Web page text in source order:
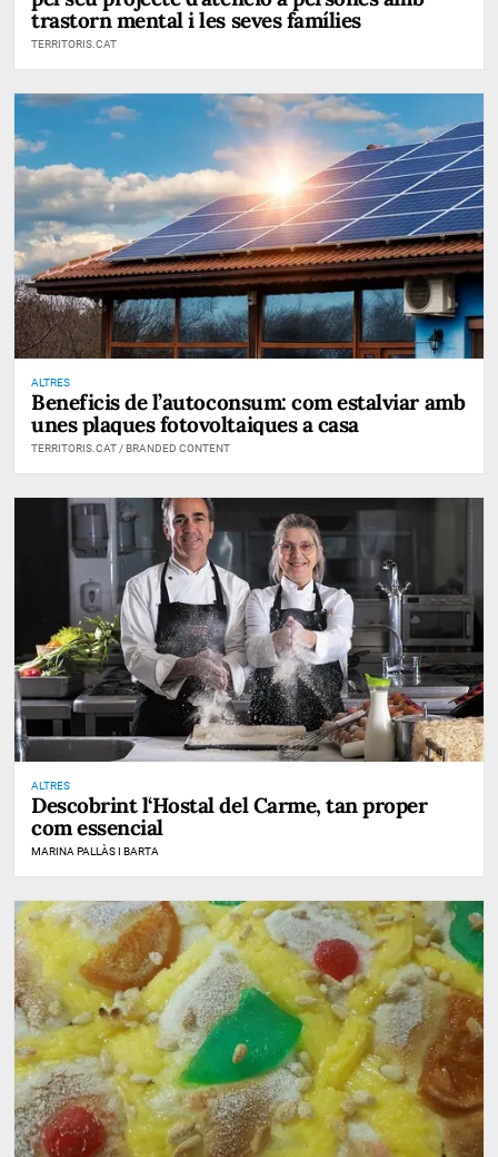
trastorn mental i les seves famílies
TERRITORIS.CAT
ALTRES
Beneficis de l’autoconsum: com estalviar amb
unes plaques fotovoltaiques a casa
TERRITORIS.CAT / BRANDED CONTENT
ALTRES
Descobrint l‘Hostal del Carme, tan proper
com essencial
MARINA PALLÀS I BARTA